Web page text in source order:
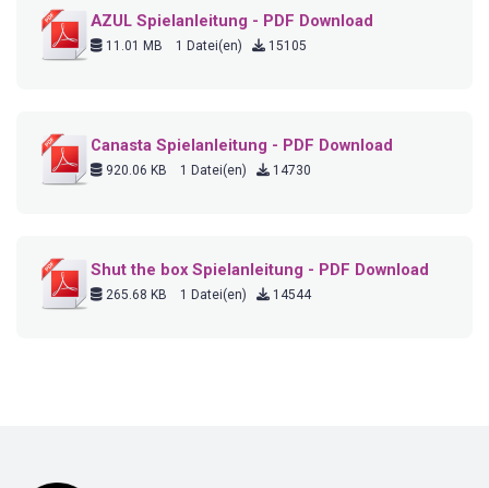
AZUL Spielanleitung - PDF Download
11.01 MB 1 Datei(en) 15105
Canasta Spielanleitung - PDF Download
920.06 KB 1 Datei(en) 14730
Shut the box Spielanleitung - PDF Download
265.68 KB 1 Datei(en) 14544